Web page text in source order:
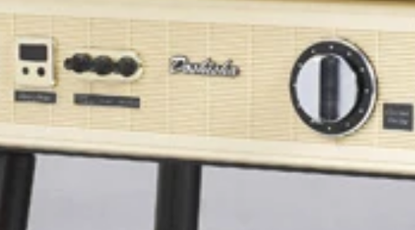
ツクラブ「Ｄ－ＳＴＹＬＩＳＴわたあめ屋さん」 いろんな味のア
ＬＩＳＴわたあめ屋さん」いろんな味のアメ玉で試したくなる、
プ」２．４アンペアの給電ＵＳＢポートがふたつついた電源タップ
Ｐ１０ｓ」武骨な箱に入って売られている長野県製の地味なヘッド